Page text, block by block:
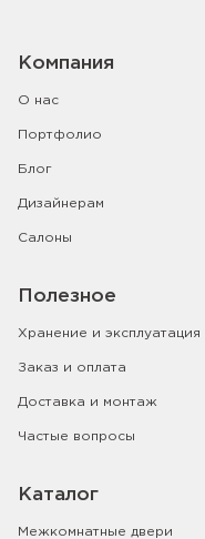
Компания
О нас
Портфолио
Блог
Дизайнерам
Салоны
Полезное
Хранение и эксплуатация
Заказ и оплата
Доставка и монтаж
Частые вопросы
Каталог
Межкомнатные двери